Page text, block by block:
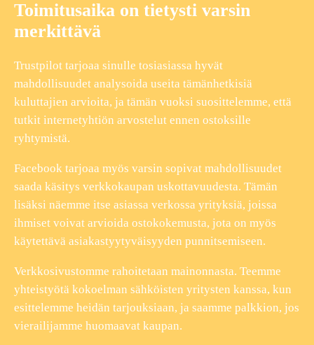
Toimitusaika on tietysti varsin
merkittävä
Trustpilot tarjoaa sinulle tosiasiassa hyvät
mahdollisuudet analysoida useita tämänhetkisiä
kuluttajien arvioita, ja tämän vuoksi suosittelemme, että
tutkit internetyhtiön arvostelut ennen ostoksille
ryhtymistä.
Facebook tarjoaa myös varsin sopivat mahdollisuudet
saada käsitys verkkokaupan uskottavuudesta. Tämän
lisäksi näemme itse asiassa verkossa yrityksiä, joissa
ihmiset voivat arvioida ostokokemusta, jota on myös
käytettävä asiakastyytyväisyyden punnitsemiseen.
Verkkosivustomme rahoitetaan mainonnasta. Teemme
yhteistyötä kokoelman sähköisten yritysten kanssa, kun
esittelemme heidän tarjouksiaan, ja saamme palkkion, jos
vierailijamme huomaavat kaupan.